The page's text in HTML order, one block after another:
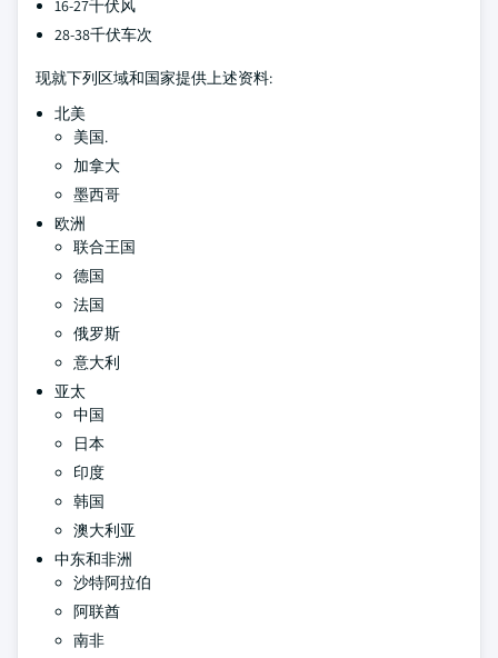
16-27千伏风
28-38千伏车次
现就下列区域和国家提供上述资料:
北美
美国.
加拿大
墨西哥
欧洲
联合王国
德国
法国
俄罗斯
意大利
亚太
中国
日本
印度
韩国
澳大利亚
中东和非洲
沙特阿拉伯
阿联酋
南非